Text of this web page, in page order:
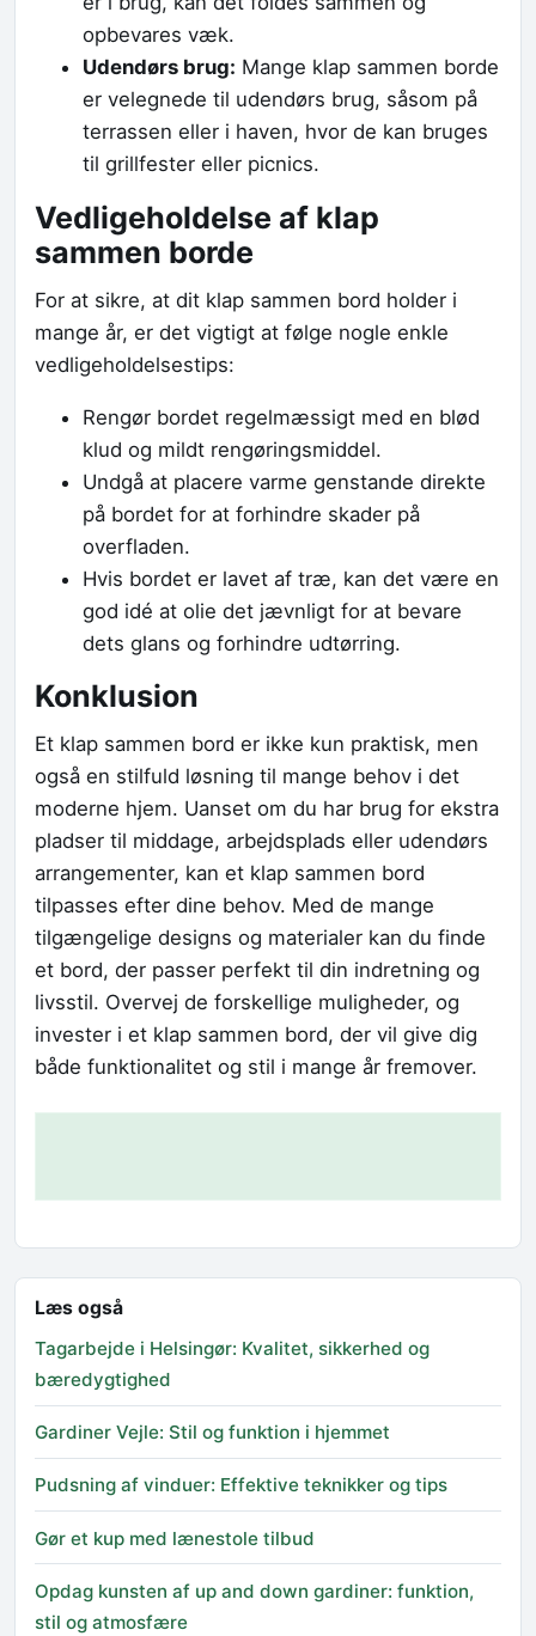
opbevares væk.
Udendørs brug: Mange klap sammen borde
er velegnede til udendørs brug, såsom på
terrassen eller i haven, hvor de kan bruges
til grillfester eller picnics.
Vedligeholdelse af klap
sammen borde
For at sikre, at dit klap sammen bord holder i
mange år, er det vigtigt at følge nogle enkle
vedligeholdelsestips:
Rengør bordet regelmæssigt med en blød
klud og mildt rengøringsmiddel.
Undgå at placere varme genstande direkte
på bordet for at forhindre skader på
overfladen.
Hvis bordet er lavet af træ, kan det være en
god idé at olie det jævnligt for at bevare
dets glans og forhindre udtørring.
Konklusion
Et klap sammen bord er ikke kun praktisk, men
også en stilfuld løsning til mange behov i det
moderne hjem. Uanset om du har brug for ekstra
pladser til middage, arbejdsplads eller udendørs
arrangementer, kan et klap sammen bord
tilpasses efter dine behov. Med de mange
tilgængelige designs og materialer kan du finde
et bord, der passer perfekt til din indretning og
livsstil. Overvej de forskellige muligheder, og
invester i et klap sammen bord, der vil give dig
både funktionalitet og stil i mange år fremover.
Læs også
Tagarbejde i Helsingør: Kvalitet, sikkerhed og
bæredygtighed
Gardiner Vejle: Stil og funktion i hjemmet
Pudsning af vinduer: Effektive teknikker og tips
Gør et kup med lænestole tilbud
Opdag kunsten af up and down gardiner: funktion,
stil og atmosfære